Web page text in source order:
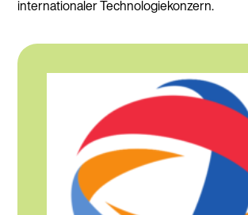
internationaler Technologiekonzern.